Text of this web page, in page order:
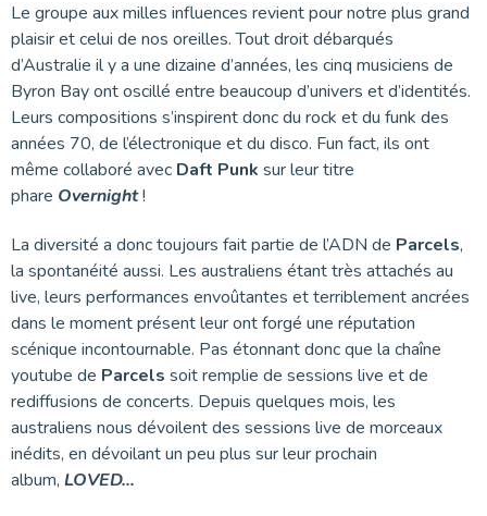
Le groupe aux milles influences revient pour notre plus grand
plaisir et celui de nos oreilles. Tout droit débarqués
d’Australie il y a une dizaine d’années, les cinq musiciens de
Byron Bay ont oscillé entre beaucoup d’univers et d’identités.
Leurs compositions s’inspirent donc du rock et du funk des
années 70, de l’électronique et du disco. Fun fact, ils ont
même collaboré avec Daft Punk sur leur titre
phare Overnight!
La diversité a donc toujours fait partie de l’ADN de Parcels,
la spontanéité aussi. Les australiens étant très attachés au
live, leurs performances envoûtantes et terriblement ancrées
dans le moment présent leur ont forgé une réputation
scénique incontournable. Pas étonnant donc que la chaîne
youtube de Parcels soit remplie de sessions live et de
rediffusions de concerts. Depuis quelques mois, les
australiens nous dévoilent des sessions live de morceaux
inédits, en dévoilant un peu plus sur leur prochain
album, LOVED…